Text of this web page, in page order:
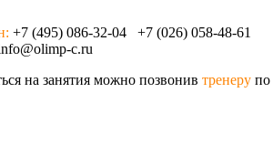
+7 (495) 086-32-04 +7 (026) 058-48-61
c.ru
на занятия можно позвонив тренеру по